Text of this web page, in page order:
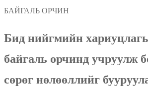
БАЙГАЛЬ ОРЧИН
Бид нийгмийн
байгаль орчинд учруулж
сөрөг нөлөөллийг